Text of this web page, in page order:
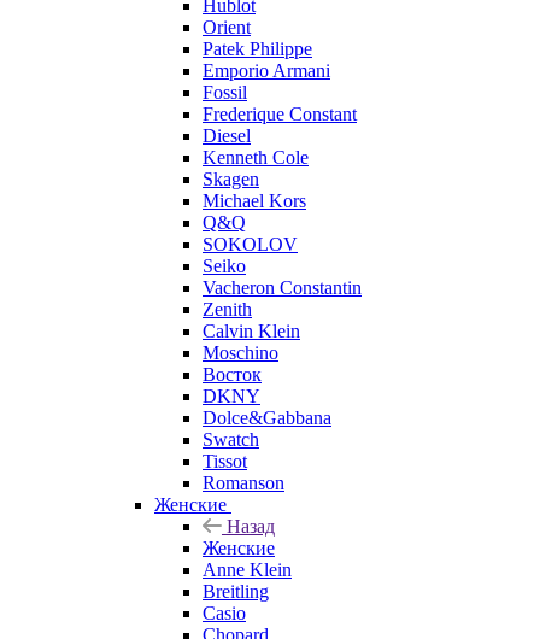
Hublot
Orient
Patek Philippe
Emporio Armani
Fossil
Frederique Constant
Diesel
Kenneth Cole
Skagen
Michael Kors
Q&Q
SOKOLOV
Seiko
Vacheron Constantin
Zenith
Calvin Klein
Moschino
Восток
DKNY
Dolce&Gabbana
Swatch
Tissot
Romanson
Женские
Назад
Женские
Anne Klein
Breitling
Casio
Chopard